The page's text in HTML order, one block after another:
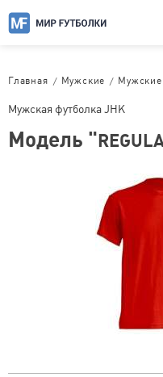
Главная / Мужские / Мужские
Мужская футболка JHK
Модель "